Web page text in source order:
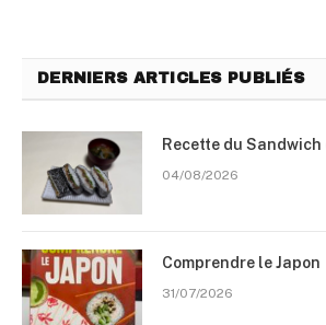
DERNIERS ARTICLES PUBLIÉS
Recette du
04/08/2026
Comprendre le Japon
31/07/2026